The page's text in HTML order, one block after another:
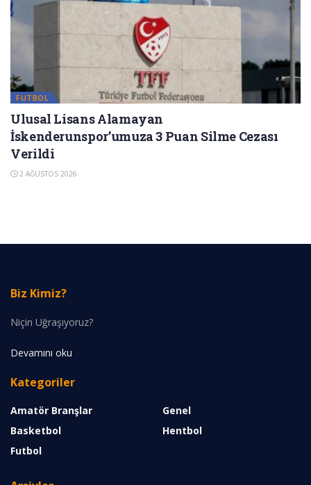
FUTBOL
Ulusal Lisans Alamayan
İskenderunspor’umuza 3 Puan Silme Cezası
Verildi
2 AĞUSTOS 2026
Biz Kimiz?
Niçin Uğraşıyoruz?
Devamını oku
Kategoriler
Amatör Branşlar
Basketbol
Futbol
Genel
Hentbol